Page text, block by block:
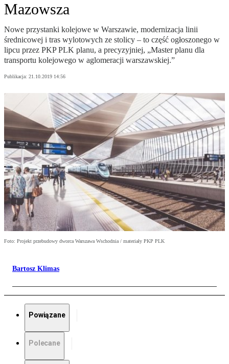
Mazowsza
Nowe przystanki kolejowe w Warszawie, modernizacja linii
średnicowej i tras wylotowych ze stolicy – to część ogłoszonego w
lipcu przez PKP PLK planu, a precyzyjniej, „Master planu dla
transportu kolejowego w aglomeracji warszawskiej.”
Publikacja: 21.10.2019 14:56
Foto: Projekt przebudowy dworca Warszawa Wschodnia / materiały PKP PLK
Bartosz Klimas
Powiązane
Polecane